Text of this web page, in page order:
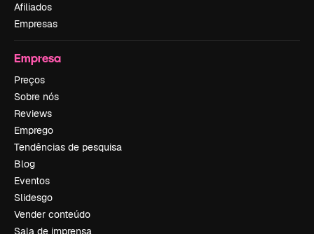
Afiliados
Empresas
Empresa
Preços
Sobre nós
Reviews
Emprego
Tendências de pesquisa
Blog
Eventos
Slidesgo
Vender conteúdo
Sala de imprensa